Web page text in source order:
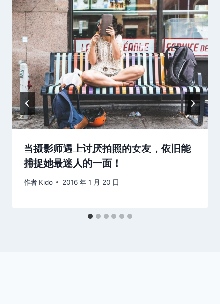
当摄影师遇上讨厌拍照的女友，依旧能
捕捉她最迷人的一面！
作者 Kido 2016 年 1 月 20 日